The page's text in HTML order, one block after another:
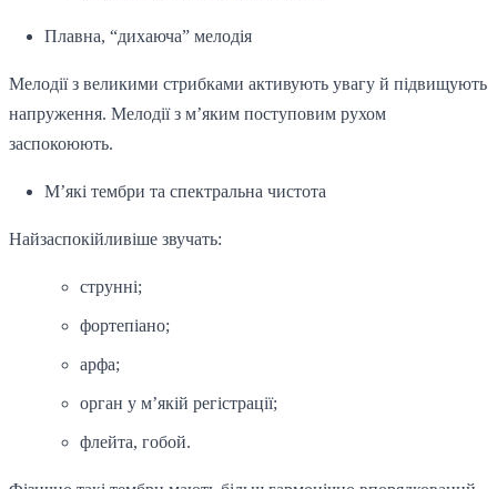
Плавна, “дихаюча” мелодія
Мелодії з великими стрибками активують увагу й підвищують
напруження. Мелодії з м’яким поступовим рухом
заспокоюють.
М’які тембри та спектральна чистота
Найзаспокійливіше звучать:
струнні;
фортепіано;
арфа;
орган у м’якій регістрації;
флейта, гобой.